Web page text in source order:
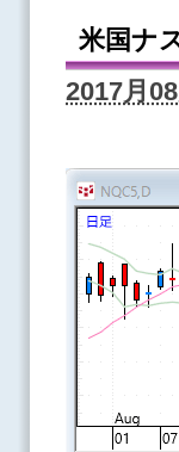
米国ナ
2017月